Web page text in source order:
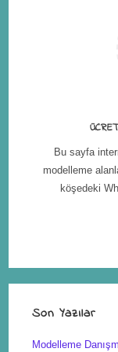
Bu sayfa
modelleme
köşedeki
Son Yazılar
Modelleme